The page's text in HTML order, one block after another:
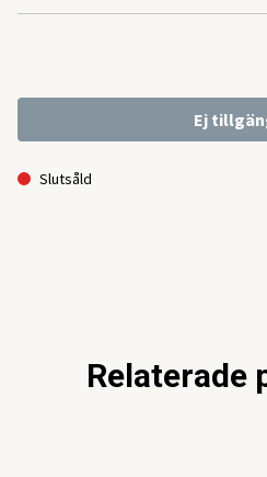
Ej
Slutsåld
Relaterade